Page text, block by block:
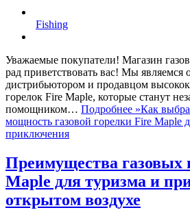
Fishing
Уважаемые покупатели! Магазин
рад приветствовать вас! Мы
дистрибьютором и продавцом
горелок Fire Maple, которые станут
помощником… Подробнее »Как
мощность газовой горелки Fire Maple
приключения
Преимущества газовых
Maple для туризма и
открытом воздухе